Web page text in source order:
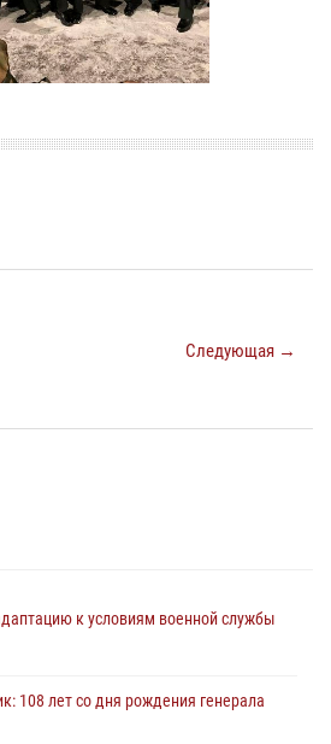
Следующая →
к условиям военной службы
108 лет со дня рождения генерала